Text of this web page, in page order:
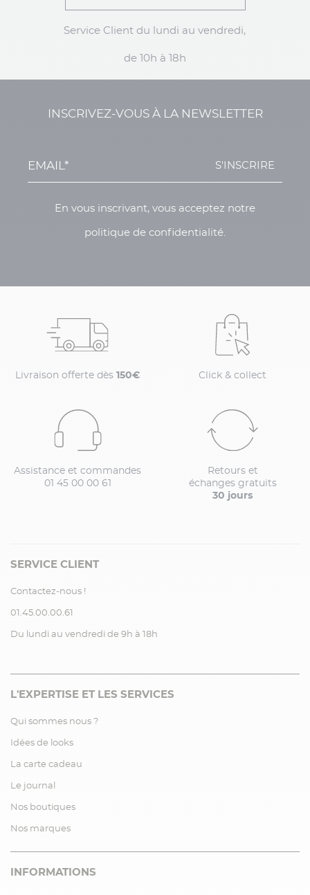
Service Client du lundi au vendredi,
de 10h à 18h
INSCRIVEZ-VOUS À LA NEWSLETTER
S'INSCRIRE
En vous inscrivant, vous acceptez notre
politique de confidentialité.
Livraison offerte dès 150€ Click & collect
Assistance et commandes
01 45 00 00 61
Retours et
échanges gratuits
30 jours
SERVICE CLIENT
Contactez-nous !
01.45.00.00.61
Du lundi au vendredi de 9h à 18h
L'EXPERTISE ET LES SERVICES
Qui sommes nous ?
Idées de looks
La carte cadeau
Le journal
Nos boutiques
Nos marques
INFORMATIONS